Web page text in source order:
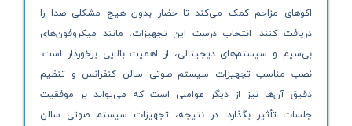
اکوهای مزاحم کمک می‌کند تا حضار بدون هیچ مشکلی صدا را
دریافت کنند. انتخاب درست این تجهیزات، مانند میکروفون‌های
بی‌سیم و سیستم‌های دیجیتالی، از اهمیت بالایی برخوردار است.
نصب مناسب تجهیزات سیستم صوتی سالن کنفرانس و تنظیم
دقیق آن‌ها نیز از دیگر عواملی است که می‌تواند بر موفقیت
جلسات تأثیر بگذارد. در نتیجه، تجهیزات سیستم صوتی سالن